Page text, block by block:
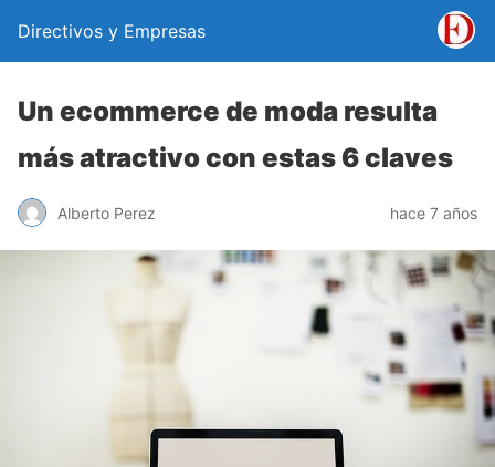
Directivos y Empresas
Un ecommerce de moda resulta
más atractivo con estas 6 claves
Alberto Perez hace 7 años